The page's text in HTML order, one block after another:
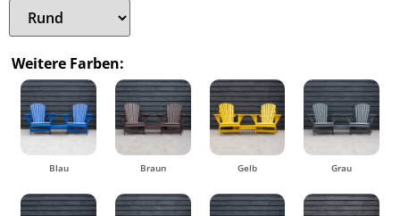
Weitere Farben:
Blau Braun Gelb Grau